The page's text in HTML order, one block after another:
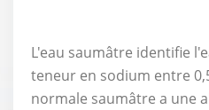
L'eau saumâtre identifie
teneur en sodium entre
normale saumâtre a une